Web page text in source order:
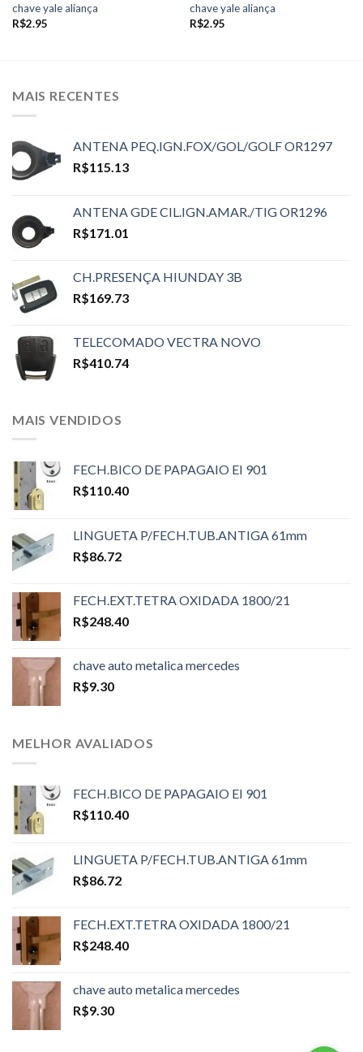
chave yale aliança
R$2.95
chave yale aliança
R$2.95
MAIS RECENTES
ANTENA PEQ.IGN.FOX/GOL/GOLF OR1297
R$115.13
ANTENA GDE CIL.IGN.AMAR./TIG OR1296
R$171.01
CH.PRESENÇA HIUNDAY 3B
R$169.73
TELECOMADO VECTRA NOVO
R$410.74
MAIS VENDIDOS
FECH.BICO DE PAPAGAIO EI 901
R$110.40
LINGUETA P/FECH.TUB.ANTIGA 61mm
R$86.72
FECH.EXT.TETRA OXIDADA 1800/21
R$248.40
chave auto metalica mercedes
R$9.30
MELHOR AVALIADOS
FECH.BICO DE PAPAGAIO EI 901
R$110.40
LINGUETA P/FECH.TUB.ANTIGA 61mm
R$86.72
FECH.EXT.TETRA OXIDADA 1800/21
R$248.40
chave auto metalica mercedes
R$9.30